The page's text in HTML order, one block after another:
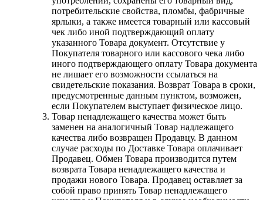
потребительские свойства, пломбы, фабричные
ярлыки, а также имеется товарный или кассовый
чек либо иной подтверждающий оплату
указанного Товара документ. Отсутствие у
Покупателя товарного или кассового чека либо
иного подтверждающего оплату Товара документа
не лишает его возможности ссылаться на
свидетельские показания. Возврат Товара в сроки,
предусмотренные данным пунктом, возможен,
если Покупателем выступает физическое лицо.
Товар ненадлежащего качества может быть
заменен на аналогичный Товар надлежащего
качества либо возвращен Продавцу. В данном
случае расходы по Доставке Товара оплачивает
Продавец. Обмен Товара производится путем
возврата Товара ненадлежащего качества и
продажи нового Товара. Продавец оставляет за
собой право принять Товар ненадлежащего